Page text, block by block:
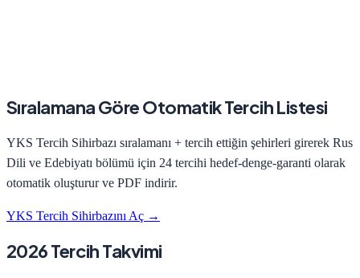
Sıralamana Göre Otomatik Tercih Listesi
YKS Tercih Sihirbazı sıralamanı + tercih ettiğin şehirleri girerek Rus
Dili ve Edebiyatı bölümü için 24 tercihi hedef-denge-garanti olarak
otomatik oluşturur ve PDF indirir.
YKS Tercih Sihirbazını Aç →
2026 Tercih Takvimi